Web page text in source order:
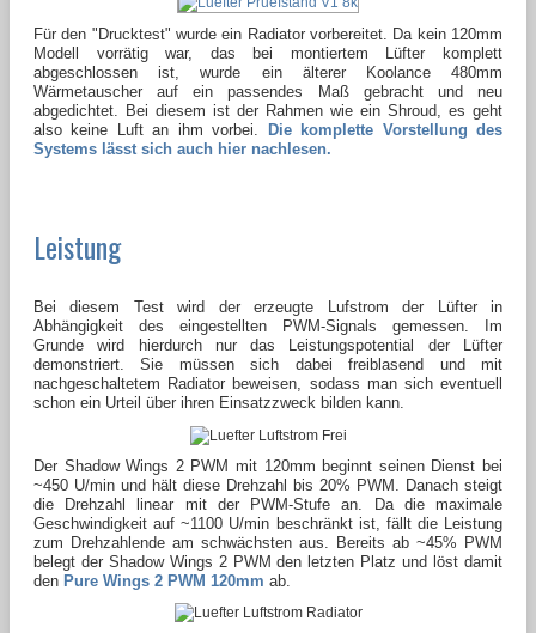
Für den "Drucktest" wurde ein Radiator vorbereitet. Da kein 120mm
Modell vorrätig war, das bei montiertem Lüfter komplett
abgeschlossen ist, wurde ein älterer Koolance 480mm
Wärmetauscher auf ein passendes Maß gebracht und neu
abgedichtet. Bei diesem ist der Rahmen wie ein Shroud, es geht
also keine Luft an ihm vorbei. Die komplette Vorstellung des
Systems lässt sich auch hier nachlesen.
Leistung
Bei diesem Test wird der erzeugte Lufstrom der Lüfter in
Abhängigkeit des eingestellten PWM-Signals gemessen. Im
Grunde wird hierdurch nur das Leistungspotential der Lüfter
demonstriert. Sie müssen sich dabei freiblasend und mit
nachgeschaltetem Radiator beweisen, sodass man sich eventuell
schon ein Urteil über ihren Einsatzzweck bilden kann.
Der Shadow Wings 2 PWM mit 120mm beginnt seinen Dienst bei
~450 U/min und hält diese Drehzahl bis 20% PWM. Danach steigt
die Drehzahl linear mit der PWM-Stufe an. Da die maximale
Geschwindigkeit auf ~1100 U/min beschränkt ist, fällt die Leistung
zum Drehzahlende am schwächsten aus. Bereits ab ~45% PWM
belegt der Shadow Wings 2 PWM den letzten Platz und löst damit
den Pure Wings 2 PWM 120mm ab.